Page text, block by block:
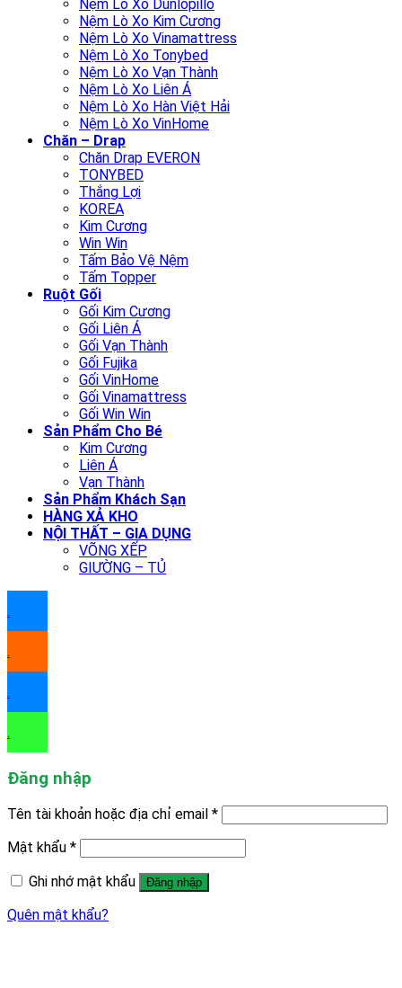
Nệm Lò Xo Dunlopillo
Nệm Lò Xo Kim Cương
Nệm Lò Xo Vinamattress
Nệm Lò Xo Tonybed
Nệm Lò Xo Vạn Thành
Nệm Lò Xo Liên Á
Nệm Lò Xo Hàn Việt Hải
Nệm Lò Xo VinHome
Chăn – Drap
Chăn Drap EVERON
TONYBED
Thắng Lợi
KOREA
Kim Cương
Win Win
Tấm Bảo Vệ Nệm
Tấm Topper
Ruột Gối
Gối Kim Cương
Gối Liên Á
Gối Vạn Thành
Gối Fujika
Gối VinHome
Gối Vinamattress
Gối Win Win
Sản Phẩm Cho Bé
Kim Cương
Liên Á
Vạn Thành
Sản Phẩm Khách Sạn
HÀNG XẢ KHO
NỘI THẤT – GIA DỤNG
VÕNG XẾP
GIƯỜNG – TỦ
.
.
Đăng nhập
Tên tài khoản hoặc địa chỉ email *
Mật khẩu *
Ghi nhớ mật khẩu
Đăng nhập
Quên mật khẩu?